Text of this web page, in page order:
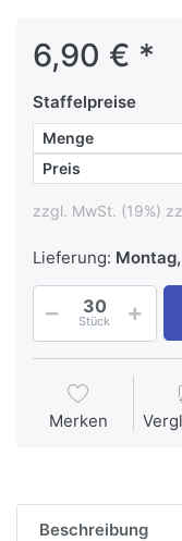
6,90 € *
Staffelpreise
Menge
Preis
zzgl. MwSt. (19%)
Lieferung:
Stück
Merken
Beschreibung